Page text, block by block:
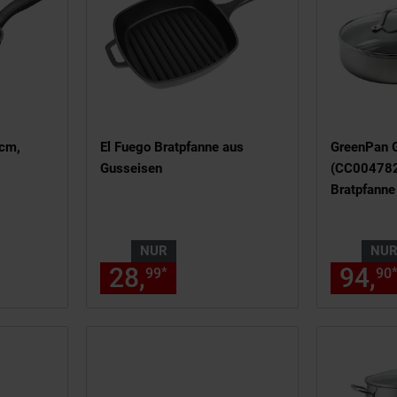
Preis: 59,95 € Sternchen
El Fuego Bratpfanne aus
Gusseisen
NUR
28,99* €
GreenPan
Bratpfanne
NUR
94,90*